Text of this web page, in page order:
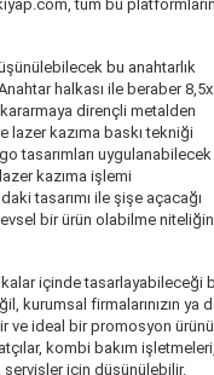
tüm bu
bu anahtarlık
halkası ile beraber
dirençli metalden
lazer kazıma baskı tekniği
tasarımları uygulanabilecek
kazıma işlemi
tasarımı ile şişe açacağı
bir ürün olabilme
içinde tasarlayabileceği
kurumsal firmalarınızın ya
ve ideal bir promosyon ürünü
kombi bakım
servisler için düşünülebilir.